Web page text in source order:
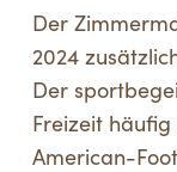
Der
2024
Der
Freizeit
American-